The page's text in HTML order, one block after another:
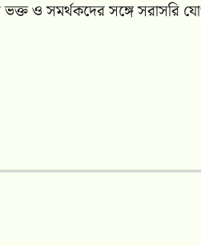
ও সমর্থকদের সঙ্গে সরাসরি